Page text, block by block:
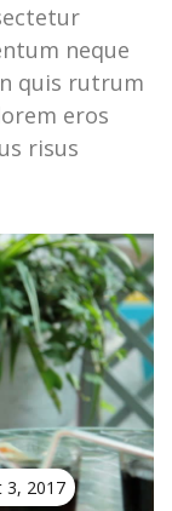
neque
quis rutrum
eros
risus
3, 2017